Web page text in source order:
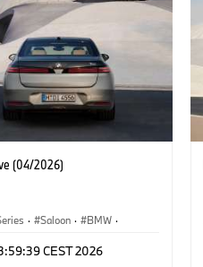
(04/2026)
· Saloon · BMW ·
CEST 2026